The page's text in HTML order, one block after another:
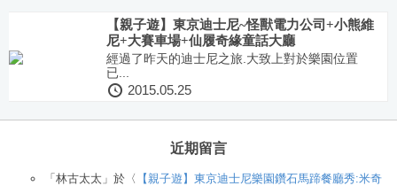
【親子遊】東京迪士尼~怪獸電力公司+小熊維
尼+大賽車場+仙履奇緣童話大廳
經過了昨天的迪士尼之旅.大致上對於樂園位置
已...
2015.05.25
近期留言
「 林古太太 」於〈
【親子遊】東京迪士尼樂園鑽石馬蹄餐廳秀:米奇